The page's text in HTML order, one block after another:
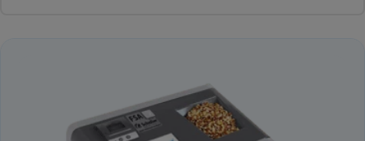
ABSOLUTE FEUCHTE
TEMPERATUR